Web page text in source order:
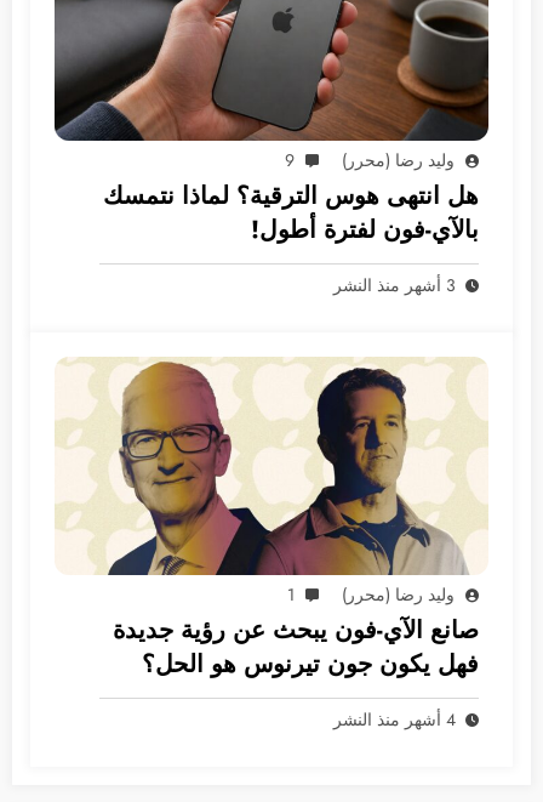
وليد رضا (محرر) 9
هل انتهى هوس الترقية؟ لماذا نتمسك
بالآي-فون لفترة أطول!
3 أشهر منذ النشر
وليد رضا (محرر) 1
صانع الآي-فون يبحث عن رؤية جديدة
فهل يكون جون تيرنوس هو الحل؟
4 أشهر منذ النشر